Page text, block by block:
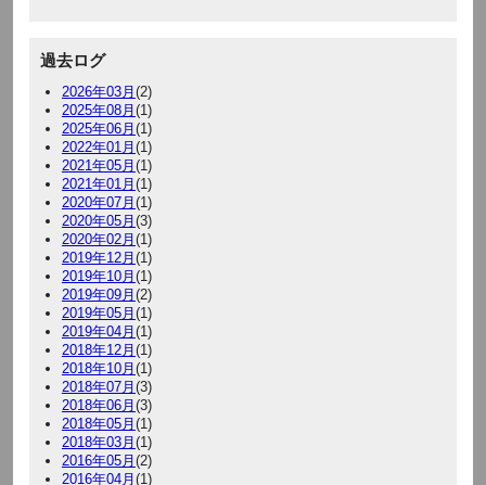
過去ログ
2026年03月(2)
2025年08月(1)
2025年06月(1)
2022年01月(1)
2021年05月(1)
2021年01月(1)
2020年07月(1)
2020年05月(3)
2020年02月(1)
2019年12月(1)
2019年10月(1)
2019年09月(2)
2019年05月(1)
2019年04月(1)
2018年12月(1)
2018年10月(1)
2018年07月(3)
2018年06月(3)
2018年05月(1)
2018年03月(1)
2016年05月(2)
2016年04月(1)